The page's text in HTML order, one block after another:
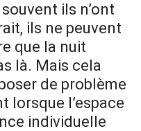
ils n’ont
ils ne peuvent
que la nuit
là. Mais cela
de problème
lorsque l’espace
individuelle